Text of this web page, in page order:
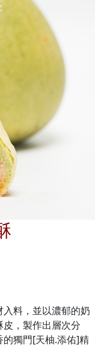
料，並以濃郁的奶
，製作出層次分
獨門[天柚.添佑]精